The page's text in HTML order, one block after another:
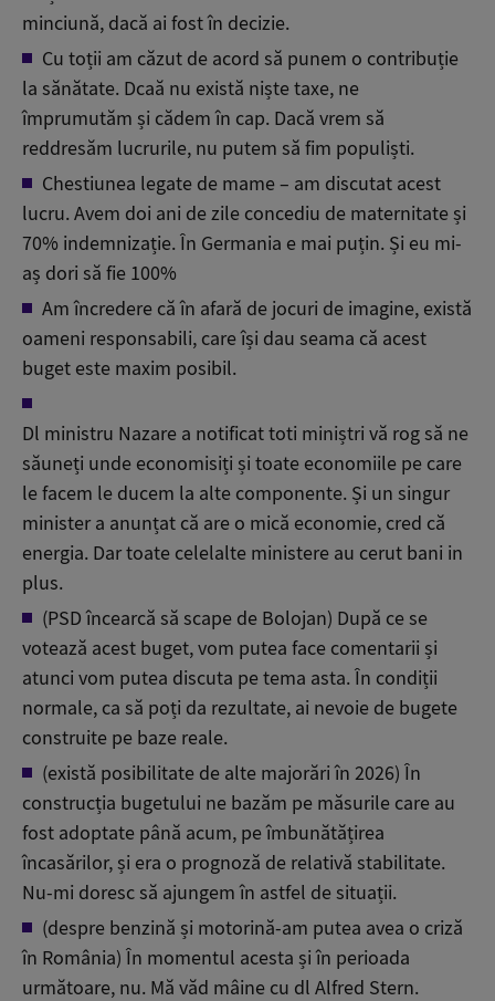
minciună, dacă ai fost în decizie.
Cu toții am căzut de acord să punem o contribuție
la sănătate. Dcaă nu există niște taxe, ne
împrumutăm și cădem în cap. Dacă vrem să
reddresăm lucrurile, nu putem să fim populiști.
Chestiunea legate de mame – am discutat acest
lucru. Avem doi ani de zile concediu de maternitate și
70% indemnizație. În Germania e mai puțin. Și eu mi-
aș dori să fie 100%
Am încredere că în afară de jocuri de imagine, există
oameni responsabili, care își dau seama că acest
buget este maxim posibil.
Dl ministru Nazare a notificat toti miniștri vă rog să ne
săuneți unde economisiți și toate economiile pe care
le facem le ducem la alte componente. Și un singur
minister a anunțat că are o mică economie, cred că
energia. Dar toate celelalte ministere au cerut bani in
plus.
(PSD încearcă să scape de Bolojan) După ce se
votează acest buget, vom putea face comentarii și
atunci vom putea discuta pe tema asta. În condiții
normale, ca să poți da rezultate, ai nevoie de bugete
construite pe baze reale.
(există posibilitate de alte majorări în 2026) În
construcția bugetului ne bazăm pe măsurile care au
fost adoptate până acum, pe îmbunătățirea
încasărilor, și era o prognoză de relativă stabilitate.
Nu-mi doresc să ajungem în astfel de situații.
(despre benzină și motorină-am putea avea o criză
în România) În momentul acesta și în perioada
următoare, nu. Mă văd mâine cu dl Alfred Stern.